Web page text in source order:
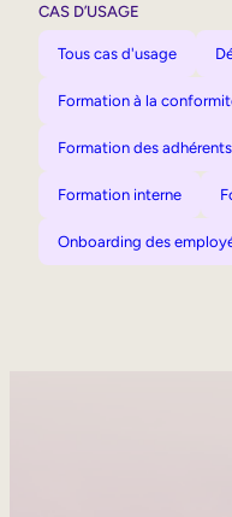
CAS D’USAGE
Tous cas d'usage
Formation à la
Formation des adhérents
Formation interne
Onboarding des